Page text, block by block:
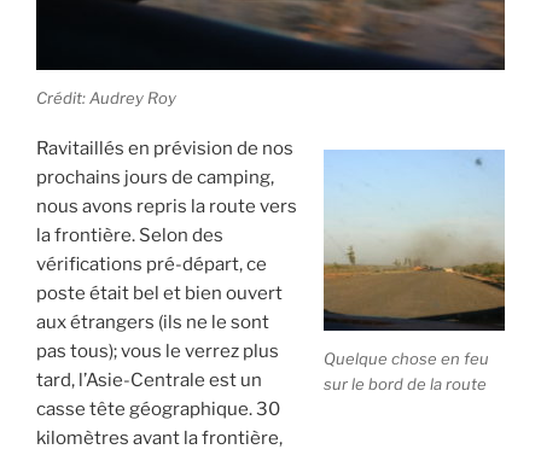
Crédit: Audrey Roy
Quelque chose en feu
sur le bord de la route
Ravitaillés en prévision de nos
prochains jours de camping,
nous avons repris la route vers
la frontière. Selon des
vérifications pré-départ, ce
poste était bel et bien ouvert
aux étrangers (ils ne le sont
pas tous); vous le verrez plus
tard, l’Asie-Centrale est un
casse tête géographique. 30
kilomètres avant la frontière,